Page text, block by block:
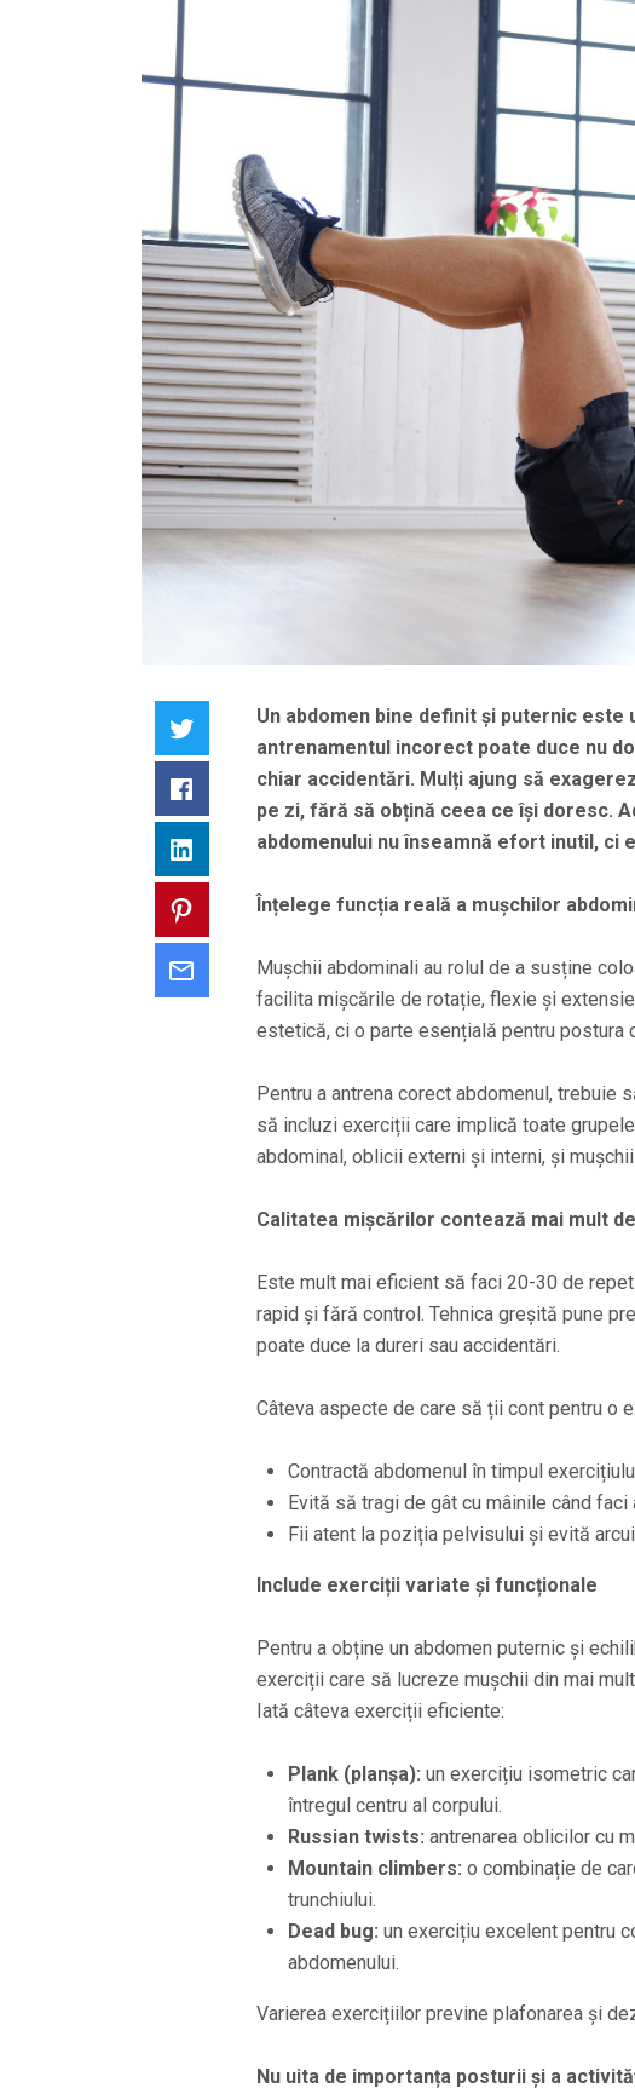
Facebook
LinkedIn
Pinterest
Un abdomen bine definit și puternic
antrenamentul incorect poate duce nu
chiar accidentări. Mulți ajung să
pe zi, fără să obțină ceea ce își doresc.
abdomenului nu înseamnă efort inutil, ci
Înțelege funcția reală a mușchilor
Mușchii abdominali au rolul de a susține
facilita mișcările de rotație, flexie și extensie
estetică, ci o parte esențială pentru postura
Pentru a antrena corect abdomenul, trebuie
să incluzi exerciții care implică toate
abdominal, oblicii externi și interni, și
Calitatea mișcărilor contează mai mult
Este mult mai eficient să faci 20-30 de
rapid și fără control. Tehnica greșită pune
poate duce la dureri sau accidentări.
Câteva aspecte de care să ții cont pentru o
Contractă abdomenul în timpul
Evită să tragi de gât cu mâinile când faci
Fii atent la poziția pelvisului și evită
Include exerciții variate și funcționale
Pentru a obține un abdomen puternic și
exerciții care să lucreze mușchii din mai
Iată câteva exerciții eficiente:
Plank (planșa): un exercițiu isometric
întregul centru al corpului.
Russian twists: antrenarea oblicilor cu
Mountain climbers: o combinație de
trunchiului.
Dead bug: un exercițiu excelent pentru
abdomenului.
Varierea exercițiilor previne plafonarea și
Nu uita de importanța posturii și a